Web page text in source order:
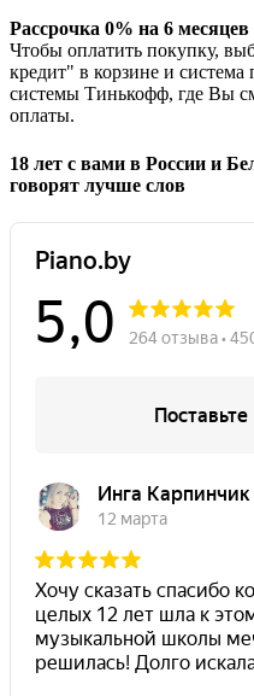
Рассрочка 0% на 6
Чтобы оплатить покупку,
кредит" в корзине и система
системы Тинькофф, где Вы
оплаты.
18 лет с вами в России и
говорят лучше слов